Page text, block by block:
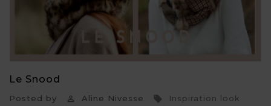
Le Snood
Posted by  Aline Nivesse 
Inspiration look